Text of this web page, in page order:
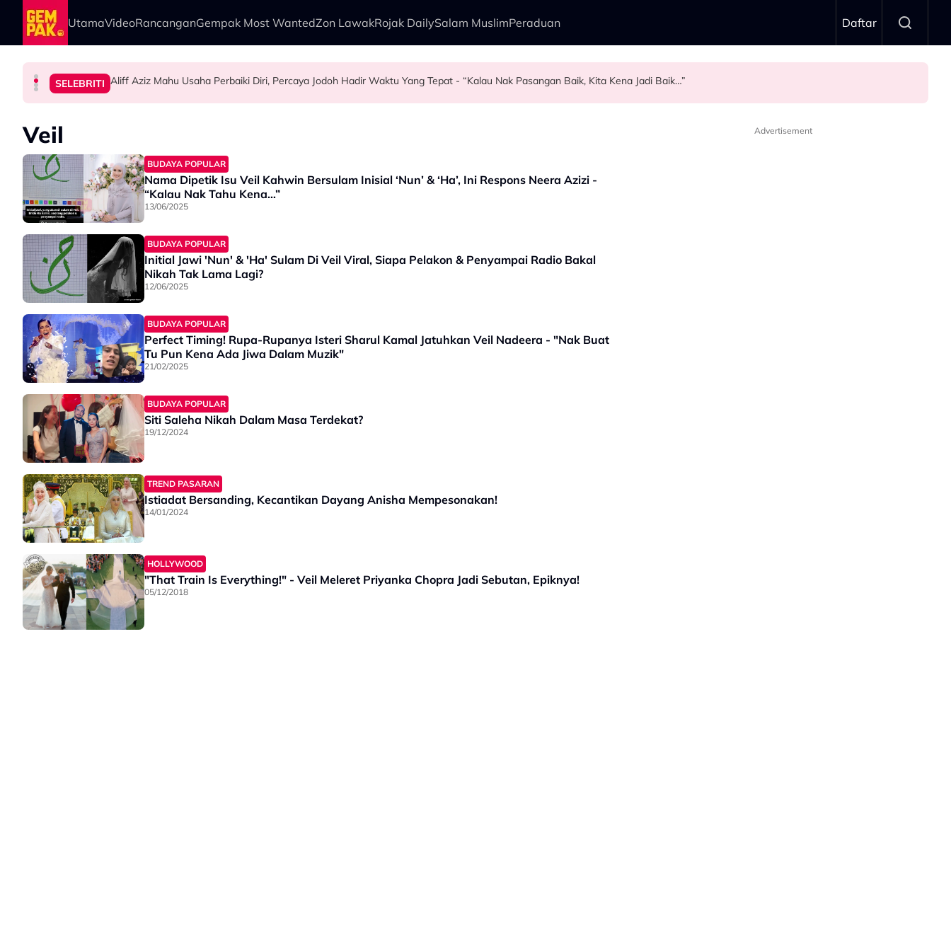
Skip to main content
UtamaVideoRancanganGempak Most WantedZon LawakRojak DailySalam MuslimPeraduan Daftar
HIBURAN “Mak Cik Saya Berniaga Pondok Buruk, Dia Selalu…” - Kebaikan Amira Othman 10 Tahun Lalu Jadi Bualan Wargamaya
SELEBRITI Aliff Aziz Mahu Usaha Perbaiki Diri, Percaya Jodoh Hadir Waktu Yang Tepat - “Kalau Nak Pasangan Baik, Kita Kena Jadi Baik…”
HIBURAN “Kalau Dulu, Masa Mandi Selalu Nampak…” - Zoey Rahman
SELEBRITI Zila Bakarin Sebak, Anak Sulung Sering Jadi Mangsa Buli - "Jangan Bagi Orang Pijak Kau"
Veil
BUDAYA POPULAR
Nama Dipetik Isu Veil Kahwin Bersulam Inisial ‘Nun’ & ‘Ha’, Ini Respons Neera Azizi -
“Kalau Nak Tahu Kena…”
13/06/2025
BUDAYA POPULAR
Initial Jawi 'Nun' & 'Ha' Sulam Di Veil Viral, Siapa Pelakon & Penyampai Radio Bakal
Nikah Tak Lama Lagi?
12/06/2025
BUDAYA POPULAR
Perfect Timing! Rupa-Rupanya Isteri Sharul Kamal Jatuhkan Veil Nadeera - "Nak Buat
Tu Pun Kena Ada Jiwa Dalam Muzik"
21/02/2025
BUDAYA POPULAR
Siti Saleha Nikah Dalam Masa Terdekat?
19/12/2024
TREND PASARAN
Istiadat Bersanding, Kecantikan Dayang Anisha Mempesonakan!
14/01/2024
HOLLYWOOD
"That Train Is Everything!" - Veil Meleret Priyanka Chopra Jadi Sebutan, Epiknya!
05/12/2018
Advertisement